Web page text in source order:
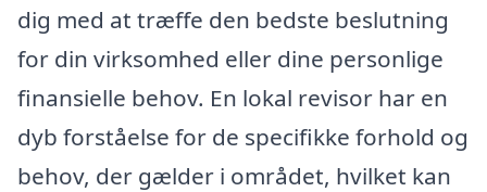
dig med at træffe den bedste beslutning
for din virksomhed eller dine personlige
finansielle behov. En lokal revisor har en
dyb forståelse for de specifikke forhold og
behov, der gælder i området, hvilket kan